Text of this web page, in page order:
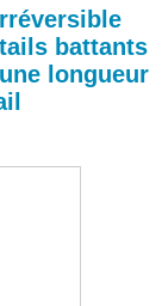
battants
longueur